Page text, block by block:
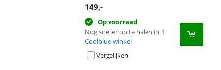
149,-
Op voorraad
Nog sneller op te halen in 1
Coolblue-winkel
Vergelijken